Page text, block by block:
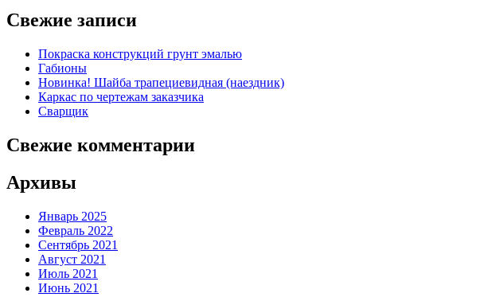
Свежие записи
Покраска конструкций грунт эмалью
Габионы
Новинка! Шaйбa тpапециевидная (наездник)
Каркас по чертежам заказчика
Сварщик
Свежие комментарии
Архивы
Январь 2025
Февраль 2022
Сентябрь 2021
Август 2021
Июль 2021
Июнь 2021